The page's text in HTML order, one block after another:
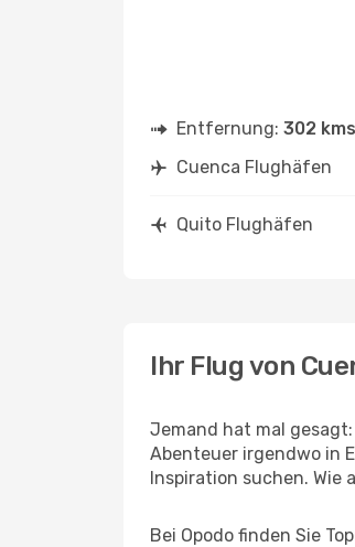
Entfernung: 302 kms
Cuenca Flughäfen
Quito Flughäfen
Ihr Flug von
Jemand hat mal
Abenteuer irgendwo in
Inspiration suchen. Wie
Bei Opodo finden Sie